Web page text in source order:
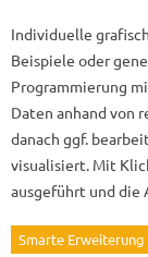
Individuelle
Beispiele oder
Programmierung
Daten anhand von
danach ggf.
visualisiert. Mit
ausgeführt und die
Smarte Erweiterung